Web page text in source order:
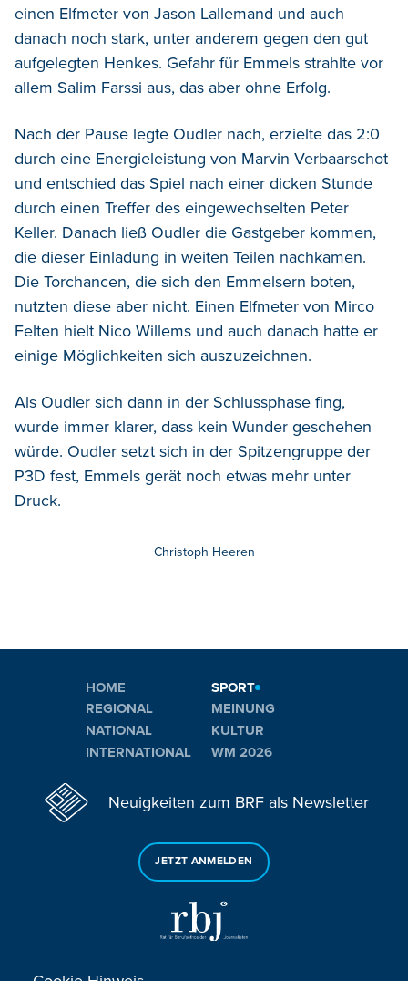
einen Elfmeter von Jason Lallemand und auch
danach noch stark, unter anderem gegen den gut
aufgelegten Henkes. Gefahr für Emmels strahlte vor
allem Salim Farssi aus, das aber ohne Erfolg.
Nach der Pause legte Oudler nach, erzielte das 2:0
durch eine Energieleistung von Marvin Verbaarschot
und entschied das Spiel nach einer dicken Stunde
durch einen Treffer des eingewechselten Peter
Keller. Danach ließ Oudler die Gastgeber kommen,
die dieser Einladung in weiten Teilen nachkamen.
Die Torchancen, die sich den Emmelsern boten,
nutzten diese aber nicht. Einen Elfmeter von Mirco
Felten hielt Nico Willems und auch danach hatte er
einige Möglichkeiten sich auszuzeichnen.
Als Oudler sich dann in der Schlussphase fing,
wurde immer klarer, dass kein Wunder geschehen
würde. Oudler setzt sich in der Spitzengruppe der
P3D fest, Emmels gerät noch etwas mehr unter
Druck.
Christoph Heeren
HOME
REGIONAL
NATIONAL
INTERNATIONAL
SPORT
MEINUNG
KULTUR
WM 2026
Neuigkeiten zum BRF als Newsletter
JETZT ANMELDEN